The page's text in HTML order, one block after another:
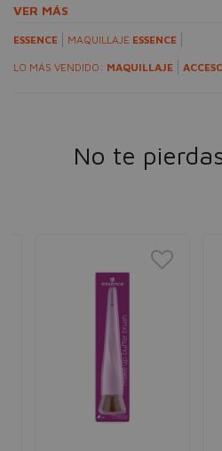
VER MÁS
ESSENCE MAQUILLAJE ESSENCE
LO MÁS VENDIDO: MAQUILLAJE
No te